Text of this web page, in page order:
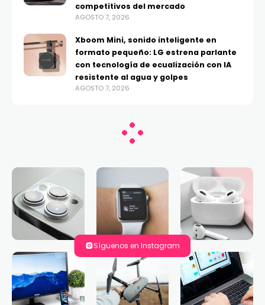
competitivos del mercado
AGOSTO 7, 2026
Xboom Mini, sonido inteligente en
formato pequeño: LG estrena parlante
con tecnología de ecualización con IA
resistente al agua y golpes
AGOSTO 7, 2026
Síguenos en Instagram